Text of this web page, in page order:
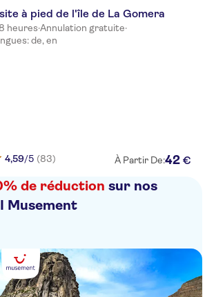
à pied de l'île de La Gomera
heures·Annulation gratuite·
de, en
4,59/5 (83) À Partir De:42 €
de réduction sur nos
Musement